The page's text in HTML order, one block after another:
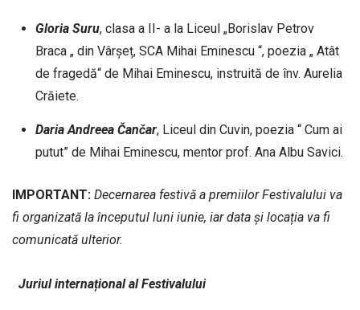
Gloria Suru, clasa a II- a la Liceul „Borislav Petrov
Braca „ din Vârșeț, SCA Mihai Eminescu “, poezia „ Atât
de fragedă“ de Mihai Eminescu, instruită de înv. Aurelia
Crăiete.
Daria Andreea Čančar, Liceul din Cuvin, poezia “ Cum ai
putut” de Mihai Eminescu, mentor prof. Ana Albu Savici.
IMPORTANT: Decernarea festivă a premiilor Festivalului va
fi organizată la începutul luni iunie, iar data și locația va fi
comunicată ulterior.
Juriul internațional al Festivalului